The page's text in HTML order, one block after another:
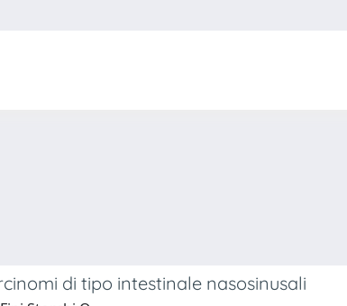
di tipo intestinale nasosinusali